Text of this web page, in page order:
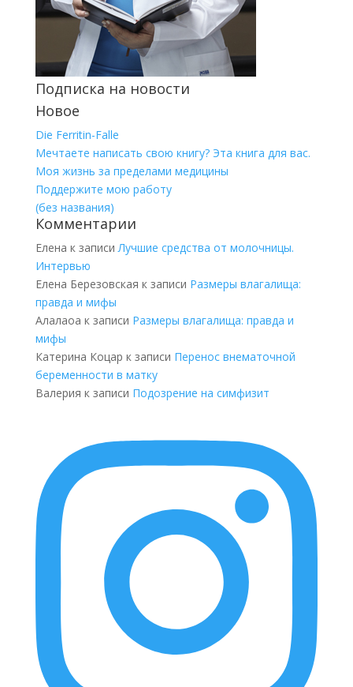
Подписка на новости
Новое
Die Ferritin-Falle
Мечтаете написать свою книгу? Эта книга для вас.
Моя жизнь за пределами медицины
Поддержите мою работу
(без названия)
Комментарии
Елена к записиЛучшие средства от молочницы.
Интервью
Елена Березовская к записи Размеры влагалища:
правда и мифы
Алалаоа к записи Размеры влагалища: правда и
мифы
Катерина Коцар к записи Перенос внематочной
беременности в матку
Валерия к записи Подозрение на симфизит